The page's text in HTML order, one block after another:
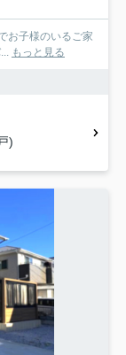
お子様のいるご家
もっと見る
)